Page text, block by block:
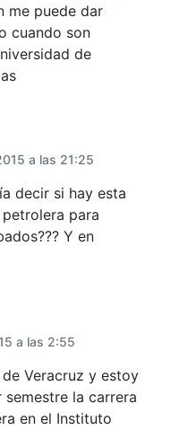
me puede dar
cuando son
de
a las 21:25
decir si hay esta
para
Y en
a las 2:55
Veracruz y estoy
la carrera
en el Instituto